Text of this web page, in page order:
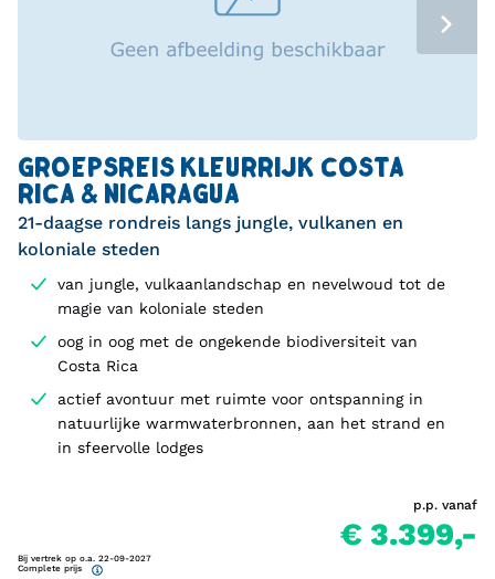
GROEPSREIS KLEURRIJK COSTA
RICA & NICARAGUA
21-daagse rondreis langs jungle, vulkanen en
koloniale steden
van jungle, vulkaanlandschap en nevelwoud tot de
magie van koloniale steden
oog in oog met de ongekende biodiversiteit van
Costa Rica
actief avontuur met ruimte voor ontspanning in
natuurlijke warmwaterbronnen, aan het strand en
in sfeervolle lodges
Bij vertrek op o.a. 22-09-2027
Complete prijs
p.p. vanaf
€ 3.399,-